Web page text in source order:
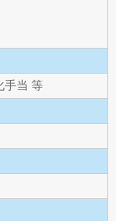
手当 等